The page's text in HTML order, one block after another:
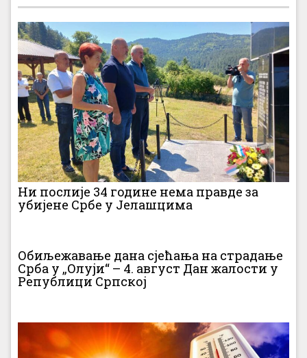
Ни послије 34 године нема правде за
убијене Србе у Јелашцима
Обиљежавање дана сјећања на страдање
Срба у „Олуји“ – 4. август Дан жалости у
Републици Српској